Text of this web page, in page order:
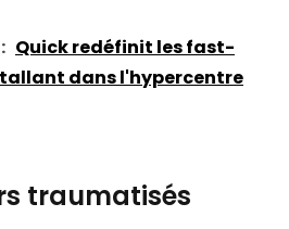
Quick redéfinit les fast-
dans l'hypercentre
traumatisés